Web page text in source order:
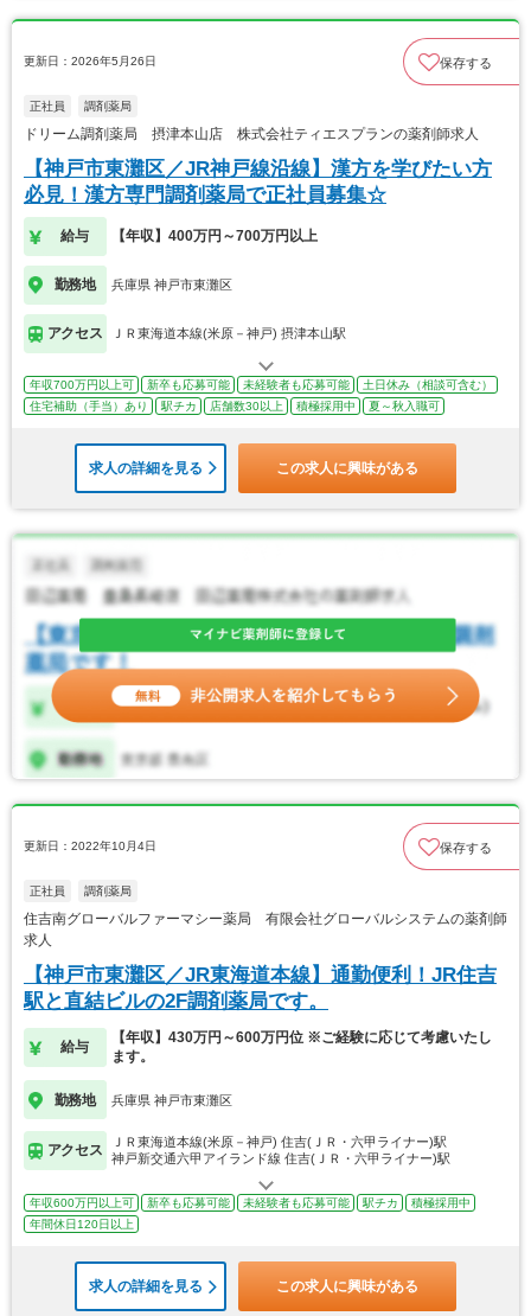
更新日：2026年5月26日 保存する
正社員 調剤薬局
ドリーム調剤薬局 摂津本山店 株式会社ティエスプランの薬剤師求人
【神戸市東灘区／JR神戸線沿線】漢方を学びたい方
必見！漢方専門調剤薬局で正社員募集☆
給与 【年収】400万円～700万円以上
勤務地 兵庫県 神戸市東灘区
アクセス ＪＲ東海道本線(米原－神戸) 摂津本山駅
年収700万円以上可 新卒も応募可能 未経験者も応募可能
土日休み（相談可含む）
住宅補助（手当）あり
駅チカ 店舗数30以上 積極採用中 夏～秋入職可
求人の詳細を見る この求人に興味がある
更新日：2022年10月4日 保存する
正社員 調剤薬局
住吉南グローバルファーマシー薬局 有限会社グローバルシステムの薬剤師
求人
【神戸市東灘区／JR東海道本線】通勤便利！JR住吉
駅と直結ビルの2F調剤薬局です。
給与
【年収】430万円～600万円位 ※ご経験に応じて考慮いたし
ます。
勤務地 兵庫県 神戸市東灘区
アクセス
ＪＲ東海道本線(米原－神戸) 住吉(ＪＲ・六甲ライナー)駅
神戸新交通六甲アイランド線 住吉(ＪＲ・六甲ライナー)駅
年収600万円以上可 新卒も応募可能 未経験者も応募可能 駅チカ
積極採用中
年間休日120日以上
求人の詳細を見る この求人に興味がある